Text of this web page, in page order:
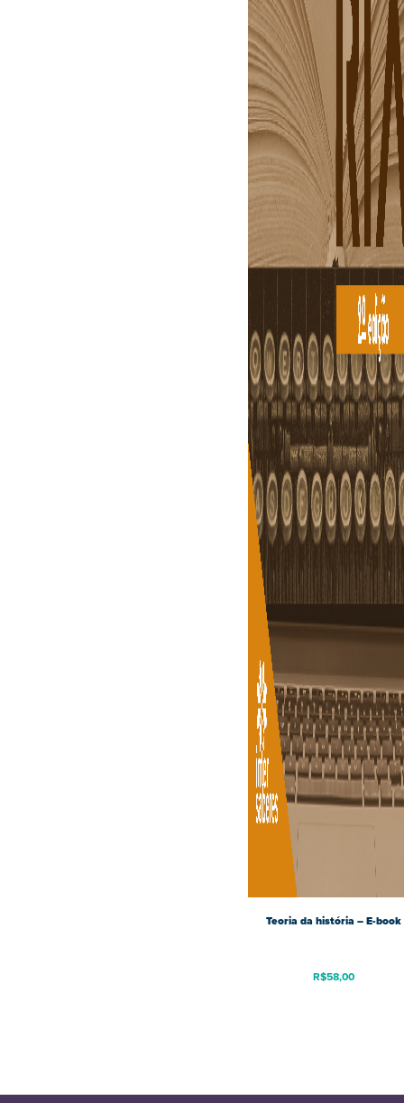
Teoria da história – E-book
R$58,00